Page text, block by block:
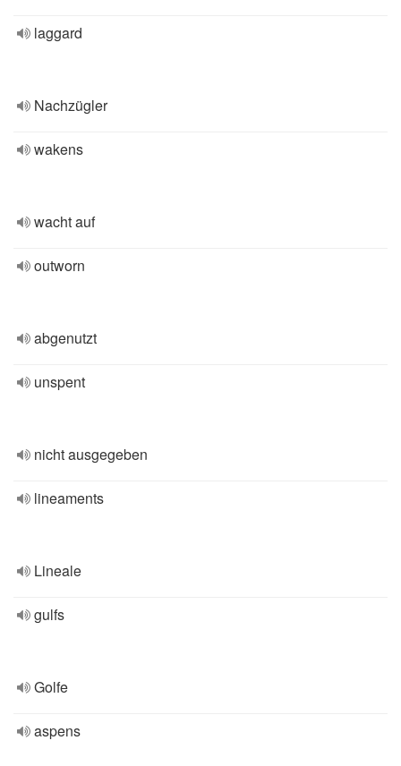
laggard
Nachzügler
wakens
wacht auf
outworn
abgenutzt
unspent
nicht ausgegeben
lineaments
Lineale
gulfs
Golfe
aspens